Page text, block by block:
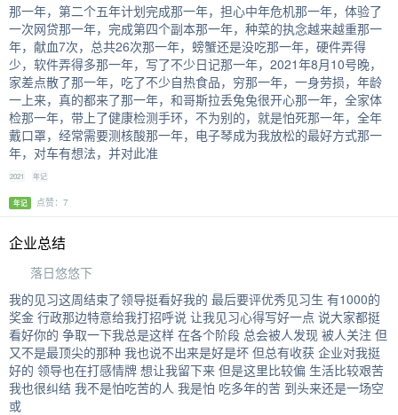
那一年，第二个五年计划完成那一年，担心中年危机那一年，体验了
一次网贷那一年，完成第四个副本那一年，种菜的执念越来越重那一
年，献血7次，总共26次那一年，螃蟹还是没吃那一年，硬件弄得
少，软件弄得多那一年，写了不少日记那一年，2021年8月10号晚，
家差点散了那一年，吃了不少自热食品，穷那一年，一身劳损，年龄
一上来，真的都来了那一年，和哥斯拉丢兔兔很开心那一年，全家体
检那一年，带上了健康检测手环，不为别的，就是怕死那一年，全年
戴口罩，经常需要测核酸那一年，电子琴成为我放松的最好方式那一
年，对车有想法，并对此准
2021 年记
年记 点赞：7
企业总结
落日悠悠下
我的见习这周结束了领导挺看好我的 最后要评优秀见习生 有1000的
奖金 行政那边特意给我打招呼说 让我见习心得写好一点 说大家都挺
看好你的 争取一下我总是这样 在各个阶段 总会被人发现 被人关注 但
又不是最顶尖的那种 我也说不出来是好是坏 但总有收获 企业对我挺
好的 领导也在打感情牌 想让我留下来 但是这里比较偏 生活比较艰苦
我也很纠结 我不是怕吃苦的人 我是怕 吃多年的苦 到头来还是一场空
或